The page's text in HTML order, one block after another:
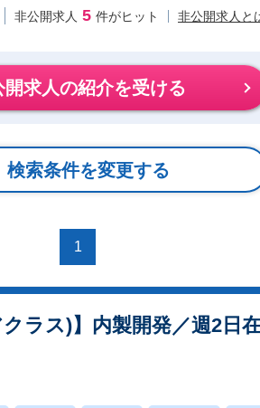
非公開求人 5 件がヒット 非公開求人と
開求人の紹介を受ける
検索条件を変更する
1
ラス)】内製開発／週2日